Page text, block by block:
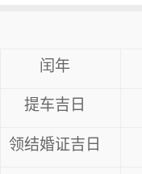
闰年
提车吉日
领结婚证吉日